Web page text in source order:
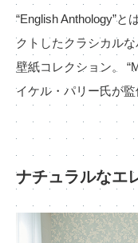
仙台ショールーム
札幌ショールーム
動画一覧
お手入れ便利帳
お役立ち資料
サンプル・カタログ請求
非住宅案件に関するお
事業紹介
インテリア事業
スペースソリューション事業
ファシリティソリューシ
不動産投資開発事業
会社情報
会社情報
“English Anthology”
クトしたクラシカル
壁紙コレクション。
イケル・パリー氏が
ナチュラルなエ